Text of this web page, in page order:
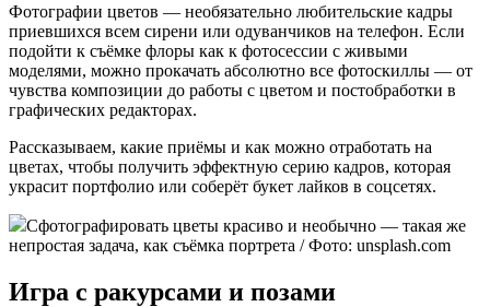
Фотографии цветов — необязательно любительские кадры
приевшихся всем сирени или одуванчиков на телефон. Если
подойти к съёмке флоры как к фотосессии с живыми
моделями, можно прокачать абсолютно все фотоскиллы — от
чувства композиции до работы с цветом и постобработки в
графических редакторах.
Рассказываем, какие приёмы и как можно отработать на
цветах, чтобы получить эффектную серию кадров, которая
украсит портфолио или соберёт букет лайков в соцсетях.
Сфотографировать цветы красиво и необычно — такая же
непростая задача, как съёмка портрета / Фото: unsplash.com
Игра с ракурсами и позами